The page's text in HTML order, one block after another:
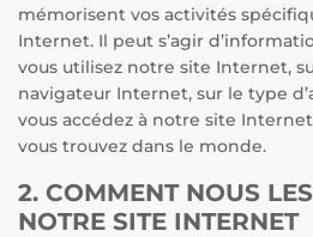
mémorisent vos activités
Internet. Il peut s’agir
vous utilisez notre site Internet,
navigateur Internet, sur le type
vous accédez à notre site
vous trouvez dans le monde.
2. COMMENT NOUS
NOTRE SITE INTERNET